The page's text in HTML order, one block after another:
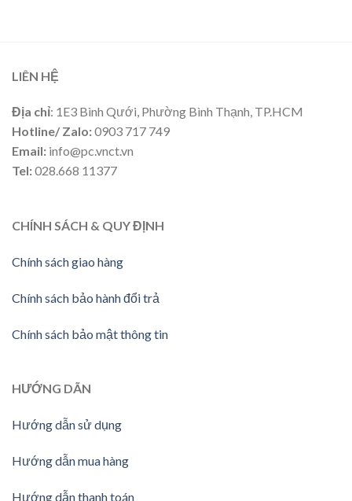
LIÊN HỆ
Địa chỉ: 1E3 Bình Qưới, Phường Bình Thạnh, TP.HCM
Hotline/ Zalo:0903 717 749
Email: info@pc.vnct.vn
Tel:028.668 11377
CHÍNH SÁCH & QUY ĐỊNH
Chính sách giao hàng
Chính sách bảo hành đổi trả
Chính sách bảo mật thông tin
HƯỚNG DÃN
Hướng dẫn sử dụng
Hướng dẫn mua hàng
Hướng dẫn thanh toán